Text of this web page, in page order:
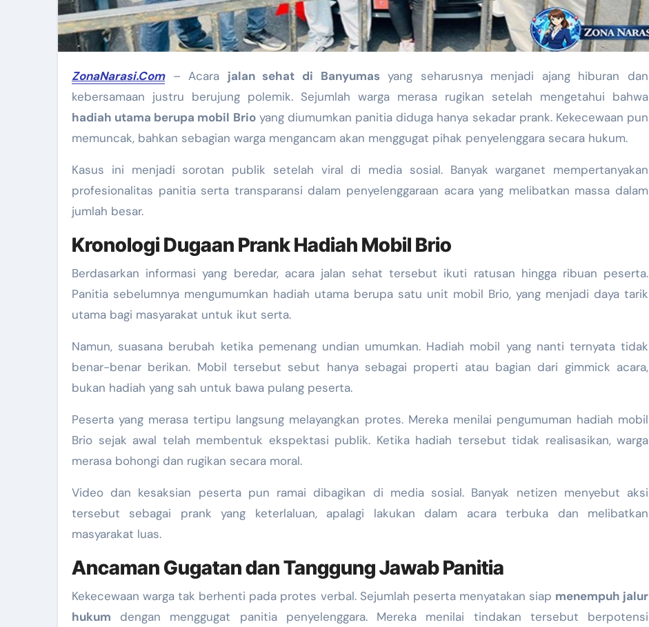
ZonaNarasi.Com– Acara jalan sehat di Banyumasyang seharusnya menjadi ajang hiburan dan
kebersamaan justru berujung polemik. Sejumlah warga merasa rugikan setelah mengetahui bahwa
hadiah utama berupa mobil Brioyang diumumkan panitia diduga hanya sekadar prank. Kekecewaan pun
memuncak, bahkan sebagian warga mengancam akan menggugat pihak penyelenggara secara hukum.
Kasus ini menjadi sorotan publik setelah viral di media sosial. Banyak warganet mempertanyakan
profesionalitas panitia serta transparansi dalam penyelenggaraan acara yang melibatkan massa dalam
jumlah besar.
Kronologi Dugaan Prank Hadiah Mobil Brio
Berdasarkan informasi yang beredar, acara jalan sehat tersebut ikuti ratusan hingga ribuan peserta.
Panitia sebelumnya mengumumkan hadiah utama berupa satu unit mobil Brio, yang menjadi daya tarik
utama bagi masyarakat untuk ikut serta.
Namun, suasana berubah ketika pemenang undian umumkan. Hadiah mobil yang nanti ternyata tidak
benar-benar berikan. Mobil tersebut sebut hanya sebagai properti atau bagian dari gimmick acara,
bukan hadiah yang sah untuk bawa pulang peserta.
Peserta yang merasa tertipu langsung melayangkan protes. Mereka menilai pengumuman hadiah mobil
Brio sejak awal telah membentuk ekspektasi publik. Ketika hadiah tersebut tidak realisasikan, warga
merasa bohongi dan rugikan secara moral.
Video dan kesaksian peserta pun ramai dibagikan di media sosial. Banyak netizen menyebut aksi
tersebut sebagai prank yang keterlaluan, apalagi lakukan dalam acara terbuka dan melibatkan
masyarakat luas.
Ancaman Gugatan dan Tanggung Jawab Panitia
Kekecewaan warga tak berhenti pada protes verbal. Sejumlah peserta menyatakan siap menempuh jalur
hukum dengan menggugat panitia penyelenggara. Mereka menilai tindakan tersebut berpotensi